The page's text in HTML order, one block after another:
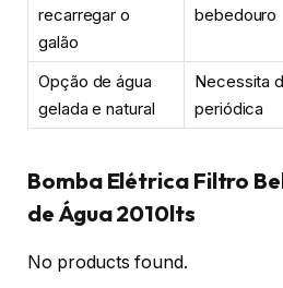
recarregar o
galão
bebedouro
Opção de água
gelada e natural
Necessita
periódica
Bomba Elétrica Filtro
de Água 2010lts
No products found.